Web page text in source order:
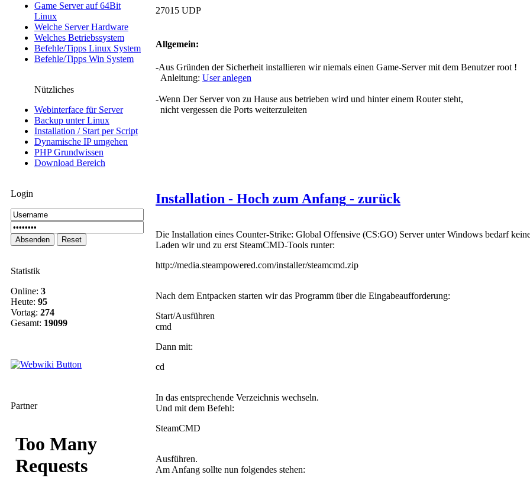
Game Server auf 64Bit
Linux
Welche Server Hardware
Welches Betriebssystem
Befehle/Tipps Linux System
Befehle/Tipps Win System
Nützliches
Webinterface für Server
Backup unter Linux
Installation / Start per Script
Dynamische IP umgehen
PHP Grundwissen
Download Bereich
Login
Statistik
Online: 3
Heute: 95
Vortag: 274
Gesamt: 19099
Partner
27015 UDP
Allgemein:
-Aus Gründen der Sicherheit installieren wir niemals einen Game-Server mit dem Benutzer root !
Anleitung: User anlegen
-Wenn Der Server von zu Hause aus betrieben wird und hinter einem Router steht,
nicht vergessen die Ports weiterzuleiten
Installation - Hoch zum Anfang - zurück
Die Installation eines Counter-Strike: Global Offensive (CS:GO) Server unter Windows bedarf
Laden wir und zu erst SteamCMD-Tools runter:
http://media.steampowered.com/installer/steamcmd.zip
Nach dem Entpacken starten wir das Programm über die Eingabeaufforderung:
Start/Ausführen
cmd
Dann mit:
cd
In das entsprechende Verzeichnis wechseln.
Und mit dem Befehl:
SteamCMD
Ausführen.
Am Anfang sollte nun folgendes stehen: